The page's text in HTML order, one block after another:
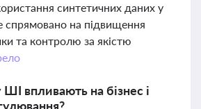
синтетичних даних у
спрямовано на підвищення
та контролю за якістю
ШІ впливають на бізнес і